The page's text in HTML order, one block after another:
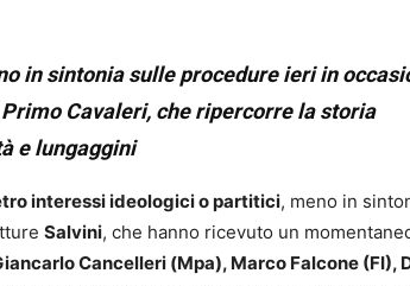
in sintonia sulle procedureieri in
Cavaleri, che ripercorre la storia
e lungaggini
interessi ideologici o partitici, meno in
Salvini, che hanno ricevuto un
Cancelleri (Mpa), Marco Falcone (FI),